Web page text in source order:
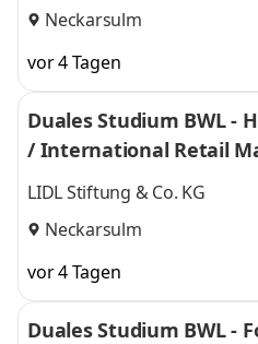
Neckarsulm
vor 4 Tagen
Duales Studium BWL -
/ International Retail
LIDL Stiftung & Co. KG
Neckarsulm
vor 4 Tagen
Duales Studium BWL -